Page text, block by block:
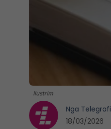
Ilustrim
Nga Telegrafi
18/03/2026